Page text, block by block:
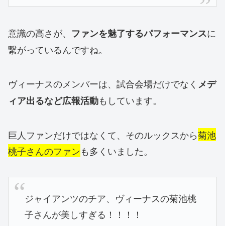
意識の高さが、 ファンを魅了するパフォーマンスに
繋がっているんですね。
ヴィーナスのメンバーは、試合会場だけでなく メデ
ィア出るなど広報活動もしています。
巨人ファンだけではなくて、そのルックスから菊池
桃子さんのファンも多くいました。
ジャイアンツのチア、ヴィーナスの菊池桃
子さんが美しすぎる！！！！